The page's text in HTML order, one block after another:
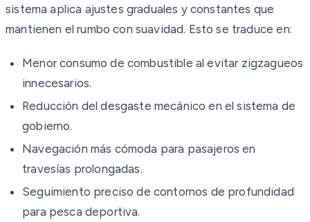
sistema aplica ajustes graduales y constantes que
mantienen el rumbo con suavidad. Esto se traduce en:
Menor consumo de combustible al evitar zigzagueos
innecesarios.
Reducción del desgaste mecánico en el sistema de
gobierno.
Navegación más cómoda para pasajeros en
travesías prolongadas.
Seguimiento preciso de contornos de profundidad
para pesca deportiva.